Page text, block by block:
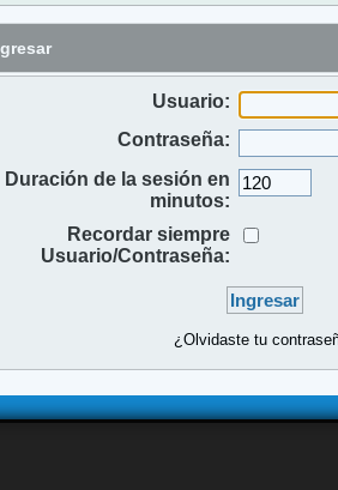
Usuario:
Contraseña:
Duración de la sesión en
minutos:
Recordar siempre
Usuario/Contraseña:
¿Olvidaste tu